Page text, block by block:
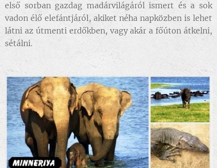
első sorban gazdag madárvilágáról ismert és a sok
vadon élő elefántjáról, akiket néha napközben is lehet
látni az útmenti erdőkben, vagy akár a főúton átkelni,
sétálni.